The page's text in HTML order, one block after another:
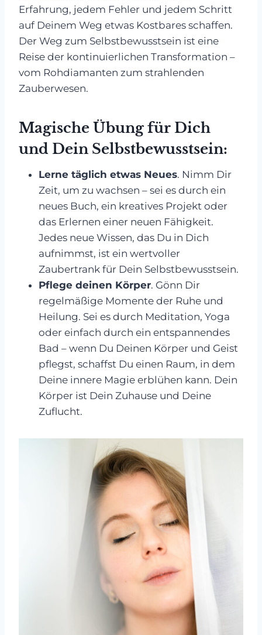
Erfahrung, jedem Fehler und jedem Schritt
auf Deinem Weg etwas Kostbares schaffen.
Der Weg zum Selbstbewusstsein ist eine
Reise der kontinuierlichen Transformation –
vom Rohdiamanten zum strahlenden
Zauberwesen.
Magische Übung für Dich
und Dein Selbstbewusstsein:
Lerne täglich etwas Neues. Nimm Dir
Zeit, um zu wachsen – sei es durch ein
neues Buch, ein kreatives Projekt oder
das Erlernen einer neuen Fähigkeit.
Jedes neue Wissen, das Du in Dich
aufnimmst, ist ein wertvoller
Zaubertrank für Dein Selbstbewusstsein.
Pflege deinen Körper. Gönn Dir
regelmäßige Momente der Ruhe und
Heilung. Sei es durch Meditation, Yoga
oder einfach durch ein entspannendes
Bad – wenn Du Deinen Körper und Geist
pflegst, schaffst Du einen Raum, in dem
Deine innere Magie erblühen kann. Dein
Körper ist Dein Zuhause und Deine
Zuflucht.